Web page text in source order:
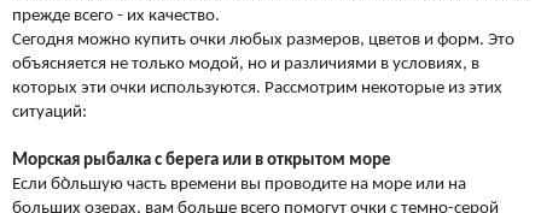
прежде всего - их качество.
Сегодня можно купить очки любых размеров, цветов и форм. Это
объясняется не только модой, но и различиями в условиях, в
которых эти очки используются. Рассмотрим некоторые из этих
ситуаций:
Морская рыбалка с берега или в открытом море
Если бо̀льшую часть времени вы проводите на море или на
больших озерах, вам больше всего помогут очки с темно-серой